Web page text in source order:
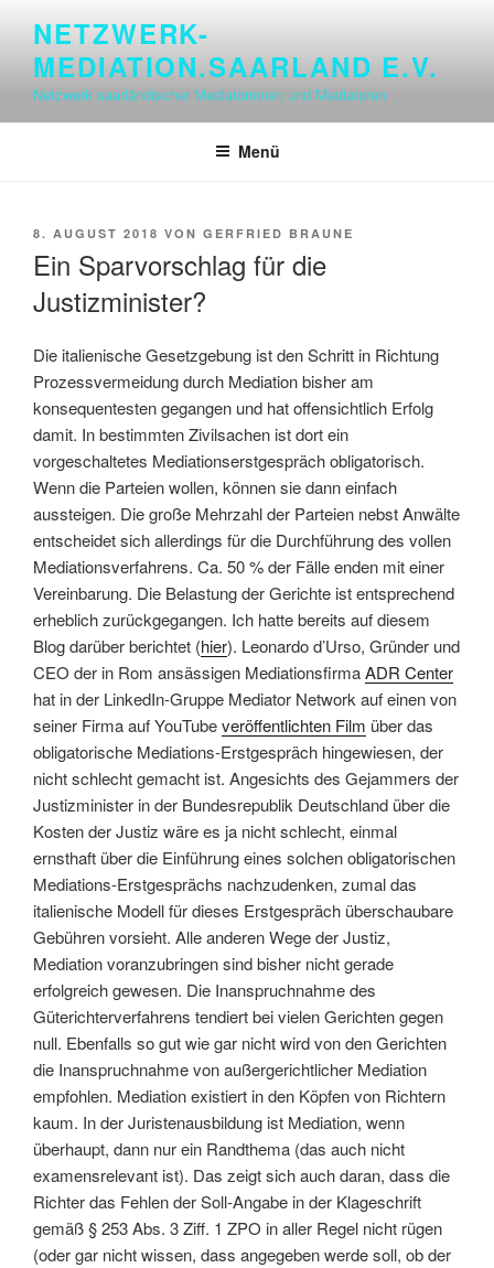
springen
NETZWERK-
MEDIATION.SAARLAND E.V.
Netzwerk saarländischer Mediatorinnen und Mediatoren
Menü
VERÖFFENTLICHT
8. AUGUST 2018 VON GERFRIED BRAUNE
Ein Sparvorschlag für die
Justizminister?
Die italienische Gesetzgebung ist den Schritt in Richtung
Prozessvermeidung durch Mediation bisher am
konsequentesten gegangen und hat offensichtlich Erfolg
damit. In bestimmten Zivilsachen ist dort ein
vorgeschaltetes Mediationserstgespräch obligatorisch.
Wenn die Parteien wollen, können sie dann einfach
aussteigen. Die große Mehrzahl der Parteien nebst Anwälte
entscheidet sich allerdings für die Durchführung des vollen
Mediationsverfahrens. Ca. 50 % der Fälle enden mit einer
Vereinbarung. Die Belastung der Gerichte ist entsprechend
erheblich zurückgegangen. Ich hatte bereits auf diesem
Blog darüber berichtet (hier). Leonardo d’Urso, Gründer und
CEO der in Rom ansässigen MediationsfirmaADR Center
hat in der LinkedIn-Gruppe Mediator Network auf einen von
seiner Firma auf YouTubeveröffentlichten Film über das
obligatorische Mediations-Erstgespräch hingewiesen, der
nicht schlecht gemacht ist. Angesichts des Gejammers der
Justizminister in der Bundesrepublik Deutschland über die
Kosten der Justiz wäre es ja nicht schlecht, einmal
ernsthaft über die Einführung eines solchen obligatorischen
Mediations-Erstgesprächs nachzudenken, zumal das
italienische Modell für dieses Erstgespräch überschaubare
Gebühren vorsieht. Alle anderen Wege der Justiz,
Mediation voranzubringen sind bisher nicht gerade
erfolgreich gewesen. Die Inanspruchnahme des
Güterichterverfahrens tendiert bei vielen Gerichten gegen
null. Ebenfalls so gut wie gar nicht wird von den Gerichten
die Inanspruchnahme von außergerichtlicher Mediation
empfohlen. Mediation existiert in den Köpfen von Richtern
kaum. In der Juristenausbildung ist Mediation, wenn
überhaupt, dann nur ein Randthema (das auch nicht
examensrelevant ist). Das zeigt sich auch daran, dass die
Richter das Fehlen der Soll-Angabe in der Klageschrift
gemäß § 253 Abs. 3 Ziff. 1 ZPO in aller Regel nicht rügen
(oder gar nicht wissen, dass angegeben werde soll, ob der